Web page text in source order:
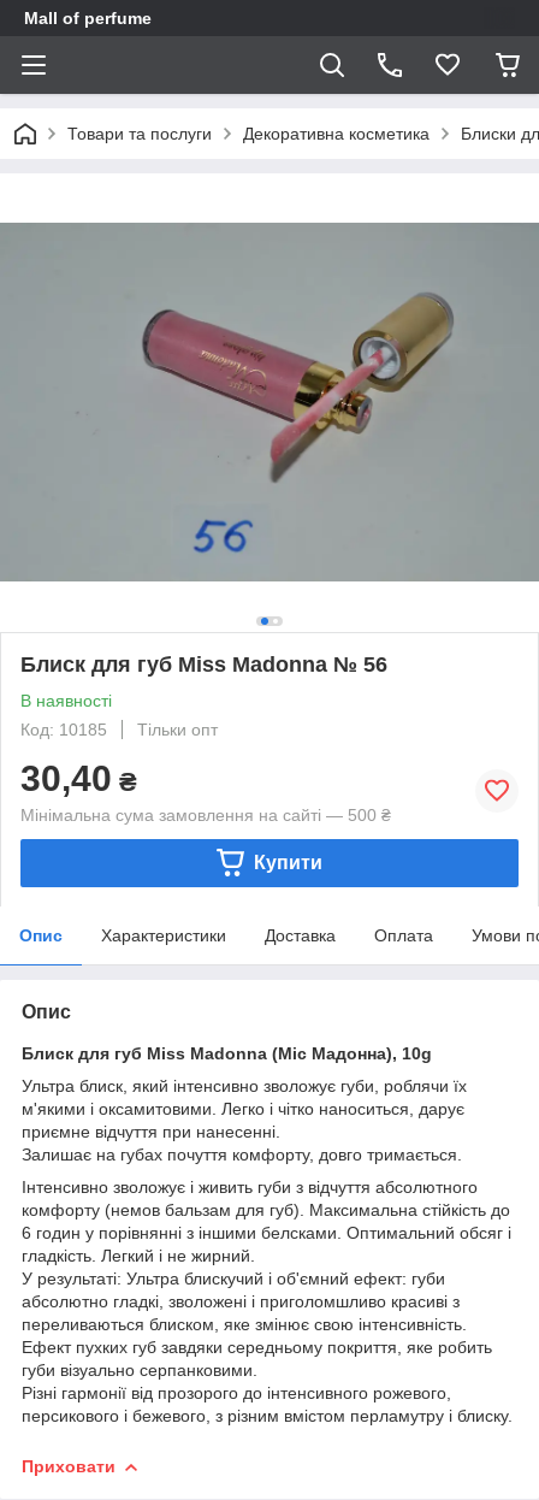
Mall of perfume
Товари та послуги Декоративна косметика Блиски
Блиск для губ Miss Madonna № 56
В наявності
Код: 10185
Тільки опт
30,40 ₴
Мінімальна сума замовлення на сайті — 500 ₴
Купити
Опис Характеристики Доставка Оплата Умови
Опис
Блиск для губ Miss Madonna (Міс Мадонна), 10g
Ультра блиск, який інтенсивно зволожує губи, роблячи їх
м'якими і оксамитовими. Легко і чітко наноситься, дарує
приємне відчуття при нанесенні.
Залишає на губах почуття комфорту, довго тримається.
Інтенсивно зволожує і живить губи з відчуття абсолютного
комфорту (немов бальзам для губ). Максимальна стійкість до
6 годин у порівнянні з іншими белсками. Оптимальний обсяг і
гладкість. Легкий і не жирний.
У результаті: Ультра блискучий і об'ємний ефект: губи
абсолютно гладкі, зволожені і приголомшливо красиві з
переливаються блиском, яке змінює свою інтенсивність.
Ефект пухких губ завдяки середньому покриття, яке робить
губи візуально серпанковими.
Різні гармонії від прозорого до інтенсивного рожевого,
персикового і бежевого, з різним вмістом перламутру і блиску.
Приховати